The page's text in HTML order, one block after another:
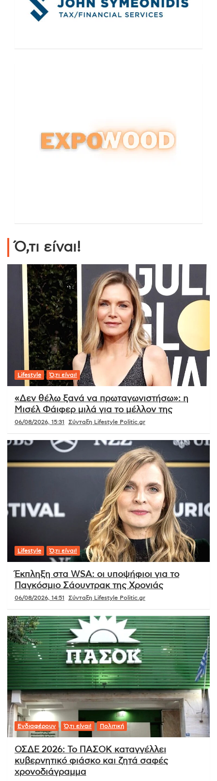
Ό,τι είναι!
Lifestyle Ό,τι είναι!
«Δεν θέλω ξανά να πρωταγωνιστήσω»: η
Μισέλ Φάιφερ μιλά για το μέλλον της
06/08/2026, 15:31 Σύνταξη Lifestyle Politic.gr
Lifestyle Ό,τι είναι!
Έκπληξη στα WSA: οι υποψήφιοι για το
Παγκόσμιο Σάουντρακ της Χρονιάς
06/08/2026, 14:51 Σύνταξη Lifestyle Politic.gr
Ενδιαφέρουν Ό,τι είναι! Πολιτική
ΟΣΔΕ 2026: Το ΠΑΣΟΚ καταγγέλλει
κυβερνητικό φιάσκο και ζητά σαφές
χρονοδιάγραμμα